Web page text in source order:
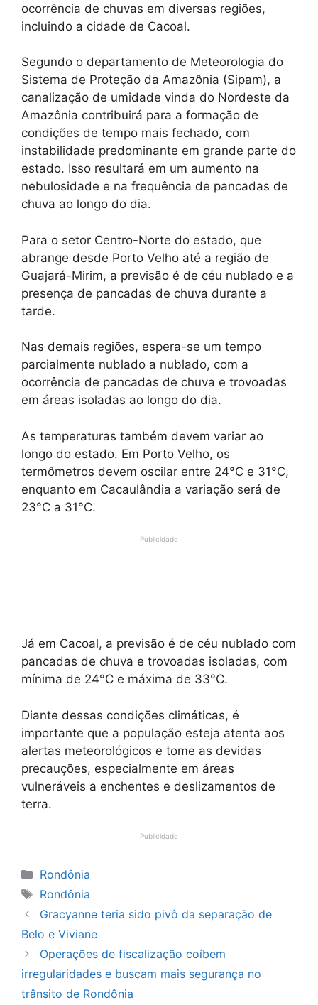
ocorrência de chuvas em diversas regiões,
incluindo a cidade de Cacoal.
Segundo o departamento de Meteorologia do
Sistema de Proteção da Amazônia (Sipam), a
canalização de umidade vinda do Nordeste da
Amazônia contribuirá para a formação de
condições de tempo mais fechado, com
instabilidade predominante em grande parte do
estado. Isso resultará em um aumento na
nebulosidade e na frequência de pancadas de
chuva ao longo do dia.
Para o setor Centro-Norte do estado, que
abrange desde Porto Velho até a região de
Guajará-Mirim, a previsão é de céu nublado e a
presença de pancadas de chuva durante a
tarde.
Nas demais regiões, espera-se um tempo
parcialmente nublado a nublado, com a
ocorrência de pancadas de chuva e trovoadas
em áreas isoladas ao longo do dia.
As temperaturas também devem variar ao
longo do estado. Em Porto Velho, os
termômetros devem oscilar entre 24°C e 31°C,
enquanto em Cacaulândia a variação será de
23°C a 31°C.
Publicidade
Já em Cacoal, a previsão é de céu nublado com
pancadas de chuva e trovoadas isoladas, com
mínima de 24°C e máxima de 33°C.
Diante dessas condições climáticas, é
importante que a população esteja atenta aos
alertas meteorológicos e tome as devidas
precauções, especialmente em áreas
vulneráveis a enchentes e deslizamentos de
terra.
Publicidade
Categorias
Rondônia
Tags
Rondônia
Gracyanne teria sido pivô da separação de
Belo e Viviane
Operações de fiscalização coíbem
irregularidades e buscam mais segurança no
trânsito de Rondônia